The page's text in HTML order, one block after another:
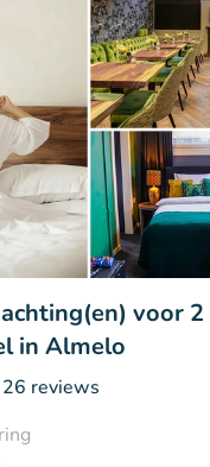
voor
in Almelo
26 reviews